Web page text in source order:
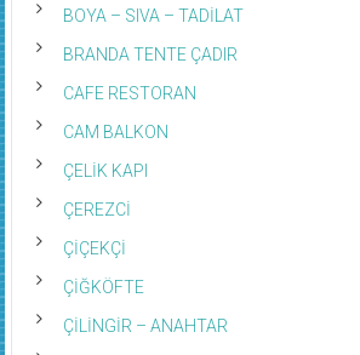
BOYA – SIVA – TADİLAT
BRANDA TENTE ÇADIR
CAFE RESTORAN
CAM BALKON
ÇELİK KAPI
ÇEREZCİ
ÇİÇEKÇİ
ÇİĞKÖFTE
ÇİLİNGİR – ANAHTAR